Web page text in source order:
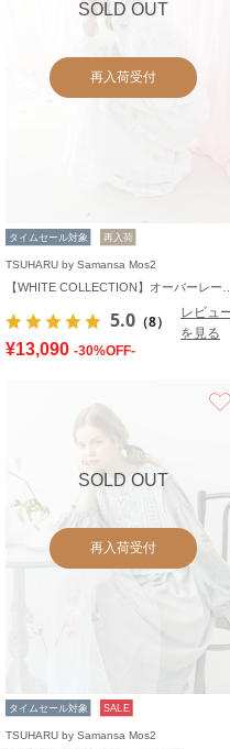
SOLD OUT
再入荷受付
タイムセール対象 再入荷
TSUHARU by Samansa Mos2
5.0 （8）
レビュ
を見る
¥13,090 -30%OFF-
SOLD OUT
再入荷受付
タイムセール対象 SALE
TSUHARU by Samansa Mos2